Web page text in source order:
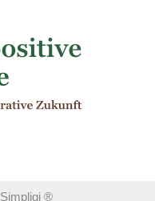
Simpligi ®